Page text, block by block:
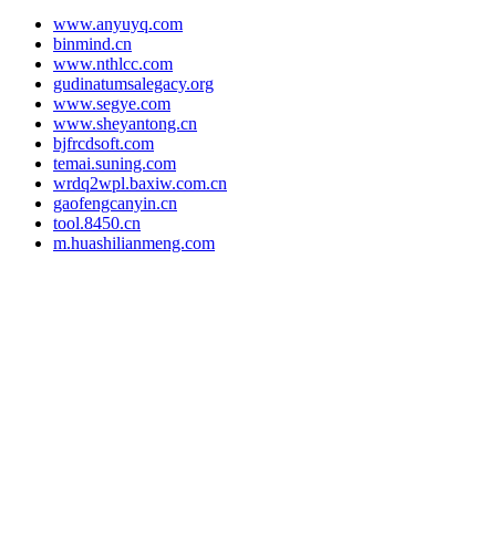
www.anyuyq.com
binmind.cn
www.nthlcc.com
gudinatumsalegacy.org
www.segye.com
www.sheyantong.cn
bjfrcdsoft.com
temai.suning.com
wrdq2wpl.baxiw.com.cn
gaofengcanyin.cn
tool.8450.cn
m.huashilianmeng.com